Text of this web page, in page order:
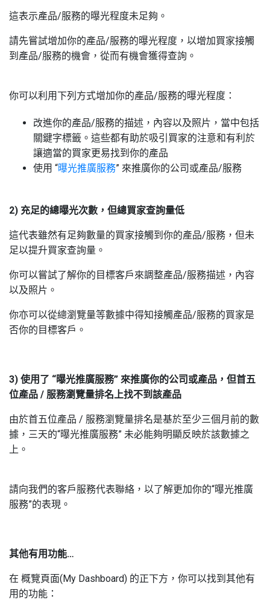
這表示產品/服務的曝光程度未足夠。
請先嘗試增加你的產品/服務的曝光程度，以增加買家接觸
到產品/服務的機會，從而有機會獲得查詢。
你可以利用下列方式增加你的產品/服務的曝光程度：
改進你的產品/服務的描述，內容以及照片，當中包括
關鍵字標籤。這些都有助於吸引買家的注意和有利於
讓適當的買家更易找到你的產品
使用 “曝光推廣服務” 來推廣你的公司或產品/服務
2) 充足的總曝光次數，但總買家查詢量低
這代表雖然有足夠數量的買家接觸到你的產品/服務，但未
足以提升買家查詢量。
你可以嘗試了解你的目標客戶來調整產品/服務描述，內容
以及照片。
你亦可以從總瀏覽量等數據中得知接觸產品/服務的買家是
否你的目標客戶。
3) 使用 了 “曝光推廣服務” 來推廣你的公司或產品，但首五
位產品 / 服務瀏覽量排名上找不到該產品
由於首五位產品 / 服務瀏覽量排名是基於至少三個月前的數
據，三天的“曝光推廣服務” 未必能夠明顯反映於該數據之
上。
請向我們的客戶服務代表聯絡，以了解更加你的“曝光推廣
服務”的表現。
其他有用功能…
在 概覽頁面(My Dashboard) 的正下方，你可以找到其他有
用的功能：